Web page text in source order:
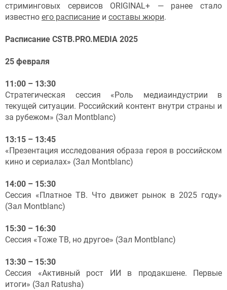
стриминговых сервисов ORIGINAL+ — ранее стало
известно его расписание и составы жюри.
Расписание CSTB.PRO.MEDIA 2025
25 февраля
11:00 – 13:30
Стратегическая сессия «Роль медиаиндустрии в
текущей ситуации. Российский контент внутри страны и
за рубежом» (Зал Montblanc)
13:15 – 13:45
«Презентация исследования образа героя в российском
кино и сериалах» (Зал Montblanc)
14:00 – 15:30
Сессия «Платное ТВ. Что движет рынок в 2025 году»
(Зал Montblanc)
15:30 – 16:30
Сессия «Тоже ТВ, но другое» (Зал Montblanc)
13:30 – 15:30
Сессия «Активный рост ИИ в продакшене. Первые
итоги» (Зал Ratusha)